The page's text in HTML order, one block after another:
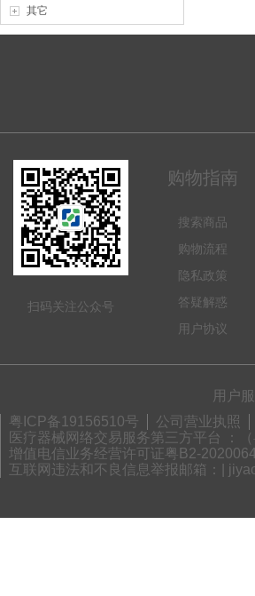
其它
扫码关注公众号
购物指南
搜索商品
购物流程
隐私政策
答疑解惑
用户协议
用户
粤ICP备19156510号
公司营业执照
医疗器械网络交易服务第三方平台 ：
增值电信业务经营许可证粤B2-
互联网违法和不良信息举报邮箱：|